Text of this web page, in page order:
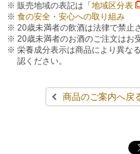
行政サービス
保険
学び・教育
オンラインフォトサービス
コインランドリー（店舗限定
宅配ロッカー（店舗限定）
自転車シェアリング（店舗
データで見るセブン‐イレブ
セブン‐イレブンの「商品力」
セブン-イレブンの横顔
報告書ライブラリー
한국어(서비스)
ภาษาไทย(บริการ)
販売地域の表記は「 地域区分表
食の安全・安心への取り組み
20歳未満者の飲酒は法律で禁止
20歳未満者のお酒のご注文はお
栄養成分表示は商品により異な
認ください。
商品のご案内へ戻